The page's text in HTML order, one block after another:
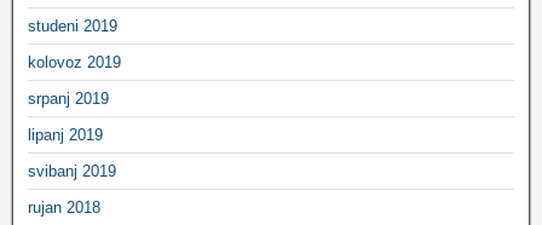
studeni 2019
kolovoz 2019
srpanj 2019
lipanj 2019
svibanj 2019
rujan 2018